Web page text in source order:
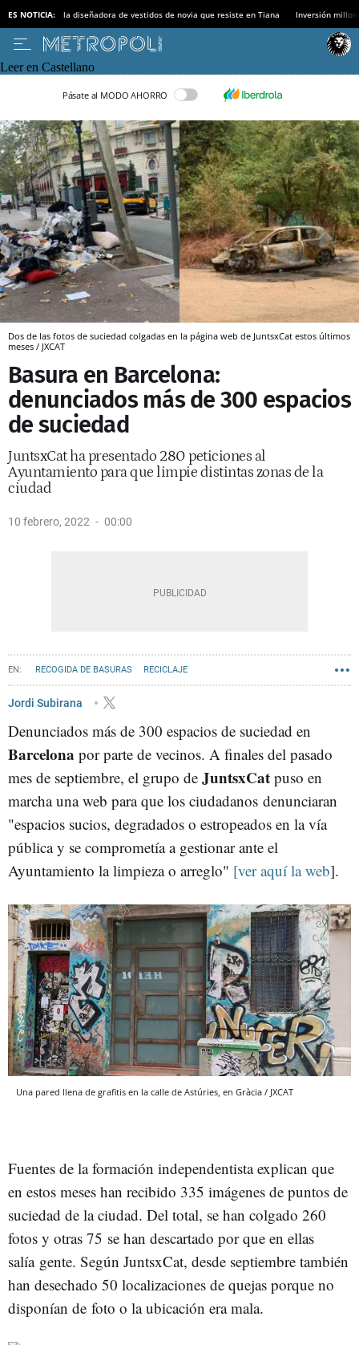
ES NOTICIA: la diseñadora de vestidos de novia que resiste en Tiana Inversión
Leer en Castellano
Pásate al MODO AHORRO
Dos de las fotos de suciedad colgadas en la página web de JuntsxCat estos últimos
meses / JXCAT
Basura en Barcelona:
denunciados más de 300 espacios
de suciedad
JuntsxCat ha presentado 280 peticiones al
Ayuntamiento para que limpie distintas zonas de la
ciudad
10 febrero, 2022 00:00
RECOGIDA DE BASURAS RECICLAJE
AYUNTAMIENTO DE BARCELONA
Jordi Subirana
Denunciados más de 300 espacios de suciedad en
Barcelona por parte de vecinos. A finales del pasado
mes de septiembre, el grupo de JuntsxCat puso en
marcha una web para que los ciudadanos denunciaran
"espacios sucios, degradados o estropeados en la vía
pública y se comprometía a gestionar ante el
Ayuntamiento la limpieza o arreglo" [ver aquí la web].
Una pared llena de grafitis en la calle de Astúries, en Gràcia / JXCAT
Fuentes de la formación independentista explican que
en estos meses han recibido 335 imágenes de puntos de
suciedad de la ciudad. Del total, se han colgado 260
fotos y otras 75 se han descartado por que en ellas
salía gente. Según JuntsxCat, desde septiembre también
han desechado 50 localizaciones de quejas porque no
disponían de foto o la ubicación era mala.